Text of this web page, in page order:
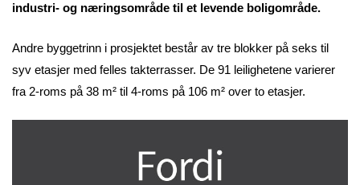
industri- og næringsområde til et levende boligområde.
Andre byggetrinn i prosjektet består av tre blokker på seks til
syv etasjer med felles takterrasser. De 91 leilighetene varierer
fra 2-roms på 38 m² til 4-roms på 106 m² over to etasjer.